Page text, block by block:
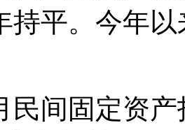
持平。今年
间固定资产